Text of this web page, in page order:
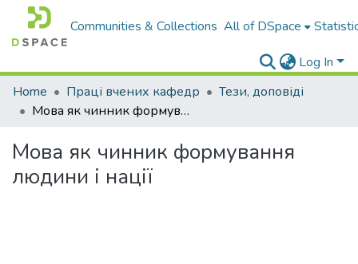
Communities & Collections All of DSpace
Log In
Home
Праці вчених кафедр
Тези, доповіді
Мова як чинник формування людини і нації
Мова як чинник формування
людини і нації